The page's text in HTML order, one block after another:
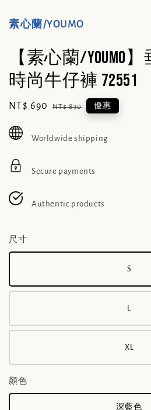
素心蘭/YOUMO
【素心蘭/YOUMO
時尚牛仔褲 72551
Sale
NT$ 690 Regular
NT$ 830 優惠
Worldwide shipping
Secure payments
Authentic products
尺寸
S
L
XL
顏色
深藍色